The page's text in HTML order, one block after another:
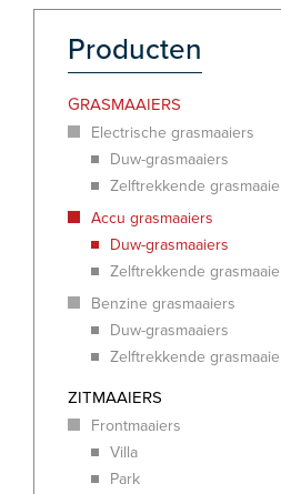
Producten
GRASMAAIERS
Electrische grasmaaiers
Duw-grasmaaiers
Zelftrekkende
Accu grasmaaiers
Duw-grasmaaiers
Zelftrekkende
Benzine grasmaaiers
Duw-grasmaaiers
Zelftrekkende
ZITMAAIERS
Frontmaaiers
Villa
Park